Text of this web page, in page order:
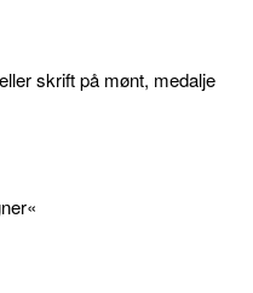
skrift på mønt, medalje